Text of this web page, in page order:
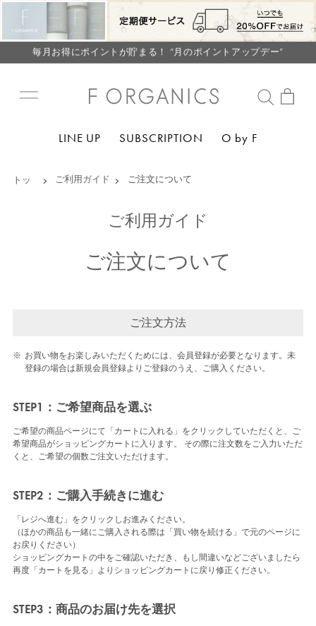
【重要】F ORGANICS Websiteの統合に関するお知らせ
【重要】お盆期間中のお問い合わせと商品配送に関しまして
毎月お得にポイントが貯まる！ “月のポイントアップデー”
【重要】F ORGANICS Websiteの統合に関するお知らせ
毎月お得にポイントが貯まる！ “月のポイントアップデー”
LINE UP SUBSCRIPTION O by F
ご利用ガイド ご注文について
ご利用ガイド
ご注文について
ご注文方法
※ お買い物をお楽しみいただくためには、会員登録が必要となります。未
登録の場合は新規会員登録よりご登録のうえ、ご購入ください。
STEP1：ご希望商品を選ぶ
ご希望の商品ページにて「カートに入れる」をクリックしていただくと、ご
希望商品がショッピングカートに入ります。 その際に注文数をご入力いただ
くと、ご希望の個数ご注文いただけます。
STEP2：ご購入手続きに進む
「レジへ進む」をクリックしお進みください。
（ほかの商品も一緒にご購入される際は「買い物を続ける」で元のページに
お戻りください）
ショッピングカートの中をご確認いただき、もし間違いなどございましたら
再度「カートを見る」よりショッピングカートに戻り修正ください。
STEP3：商品のお届け先を選択